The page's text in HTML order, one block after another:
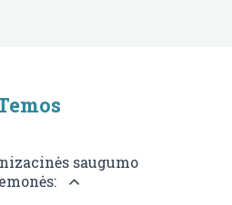
saugumo